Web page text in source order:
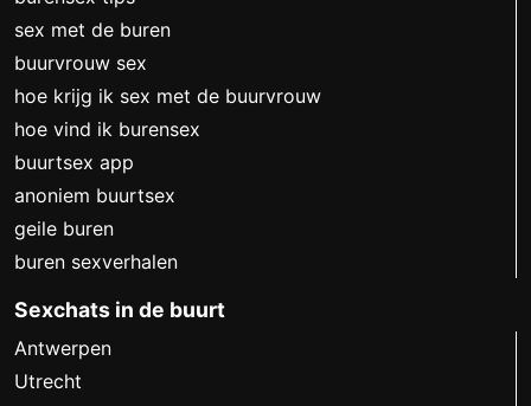
sex met de buren
buurvrouw sex
hoe krijg ik sex met de buurvrouw
hoe vind ik burensex
buurtsex app
anoniem buurtsex
geile buren
buren sexverhalen
Sexchats in de buurt
Antwerpen
Utrecht